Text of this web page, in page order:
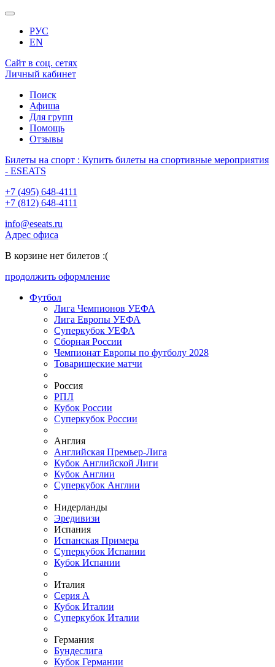
РУС
EN
Сайт в соц. сетях
Личный кабинет
Поиск
Афиша
Для групп
Помощь
Отзывы
Билеты на спорт : Купить билеты на спортивные мероприятия
- ESEATS
+7 (495) 648-4111
+7 (812) 648-4111
info@eseats.ru
Адрес офиса
В корзине нет билетов :(
продолжить оформление
Футбол
Лига Чемпионов УЕФА
Лига Европы УЕФА
Суперкубок УЕФА
Сборная России
Чемпионат Европы по футболу 2028
Товарищеские матчи
Россия
РПЛ
Кубок России
Суперкубок России
Англия
Английская Премьер-Лига
Кубок Английской Лиги
Кубок Англии
Суперкубок Англии
Нидерланды
Эредивизи
Испания
Испанская Примера
Суперкубок Испании
Кубок Испании
Италия
Серия А
Кубок Италии
Суперкубок Италии
Германия
Бундеслига
Кубок Германии